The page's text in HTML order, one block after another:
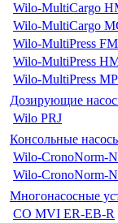
Wilo-MultiCargo
Wilo-MultiCargo
Wilo-MultiPress
Wilo-MultiPress
Wilo-MultiPress MP
Дозирующие
Wilo PRJ
Консольные
Wilo-CronoNorm-
Wilo-CronoNorm-
Многонасосные
CO MVI ER-EB-R